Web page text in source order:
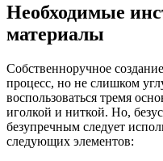
Необходимые
материалы
Собственноручное
процесс, но не слишком
воспользоваться тремя
иголкой и ниткой. Но,
безупречным следует
следующих элементов: